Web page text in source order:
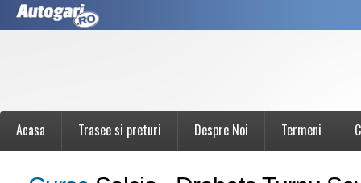
Acasa Trasee si preturi Despre Noi Termeni